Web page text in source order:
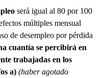
será igual al 80 por 100
múltiples mensual
de desempleo por pérdida
cuantía se percibirá en
trabajadas en los
a) (haber agotado